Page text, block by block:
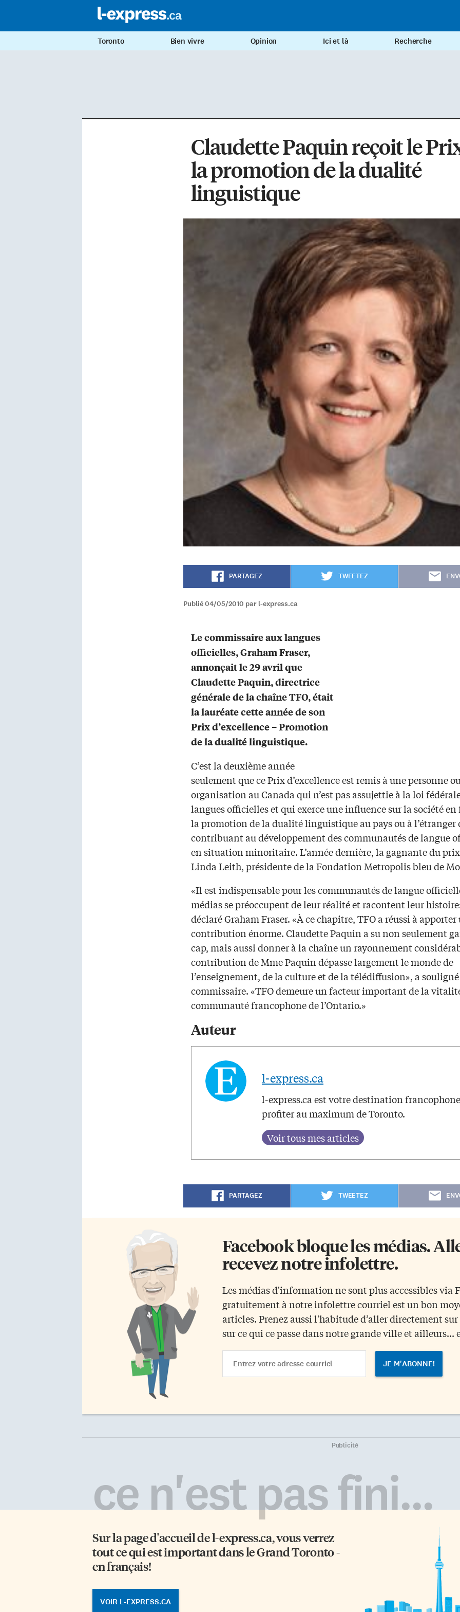
Toronto Bien vivre Opinion Ici et là Recherche
Claudette Paquin reçoit le
la promotion de la dualité
linguistique
PARTAGEZ TWEETEZ
Publié 04/05/2010 par l-express.ca
Le commissaire aux langues
officielles, Graham Fraser,
annonçait le 29 avril que
Claudette Paquin, directrice
générale de la chaîne TFO, était
la lauréate cette année de son
Prix d’excellence – Promotion
de la dualité linguistique.
C’est la deuxième année
seulement que ce Prix d’excellence est remis à une personne
organisation au Canada qui n’est pas assujettie à la loi
langues officielles et qui exerce une influence sur la société
la promotion de la dualité linguistique au pays ou à l’étranger
contribuant au développement des communautés de langue
en situation minoritaire. L’année dernière, la gagnante du
Linda Leith, présidente de la Fondation Metropolis bleu de
«Il est indispensable pour les communautés de langue
médias se préoccupent de leur réalité et racontent leur
déclaré Graham Fraser. «À ce chapitre, TFO a réussi à apporter
contribution énorme. Claudette Paquin a su non seulement
cap, mais aussi donner à la chaîne un rayonnement
contribution de Mme Paquin dépasse largement le monde de
l’enseignement, de la culture et de la télédiffusion», a
commissaire. «TFO demeure un facteur important de la
communauté francophone de l’Ontario.»
Auteur
l-express.ca
l-express.ca est votre destination
profiter au maximum de Toronto.
PARTAGEZ TWEETEZ
Facebook bloque les médias.
recevez notre infolettre.
Les médias d'information ne sont plus accessibles via
gratuitement à notre infolettre courriel est un bon
articles. Prenez aussi l'habitude d’aller directement
sur ce qui ce passe dans notre grande ville et ailleurs...
Address
Publicité
ce n'est pas fini...
Sur la page d'accueil del-express.ca, vous verrez
tout ce qui est important dans le Grand Toronto -
en français!
VOIR L-EXPRESS.CA